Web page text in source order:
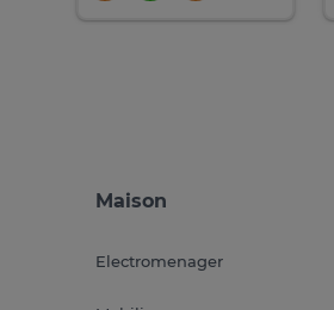
Maison
Electromenager